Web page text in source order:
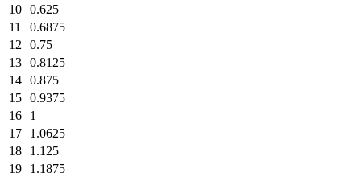
10 0.625
11
0.6875
12
0.75
13 0.8125
14 0.875
15 0.9375
16
1
17
1.0625
18
1.125
19
1.1875